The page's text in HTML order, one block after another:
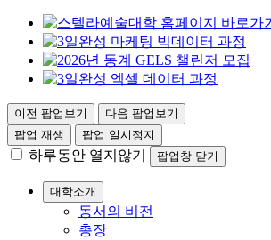
이전 팝업보기
다음 팝업보기
팝업 재생
팝업 일시정지
하루동안 열지않기 팝업창 닫기
대학소개
동서의 비전
총장